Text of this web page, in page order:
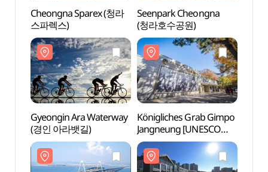
Cheongna Sparex (청라
스파렉스)
Seenpark Cheongna
(청라호수공원)
Gyeongin Ara Waterway
(경인 아라뱃길)
Königliches Grab Gimpo
Jangneung [UNESCO
Weltkulturerbe] (김포
장릉(인헌왕후) [유네스코
세계문화유산])